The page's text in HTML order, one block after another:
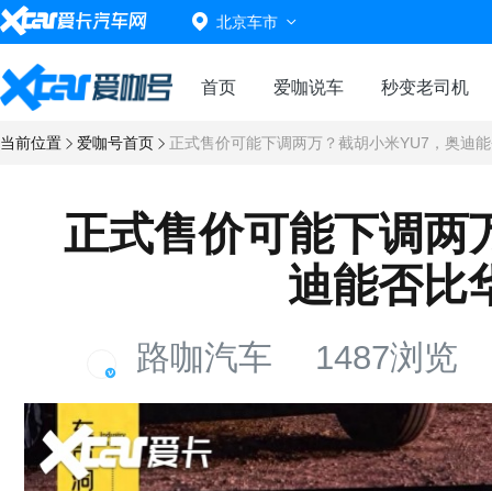
北京车市
首页 爱咖说车 秒变老司机
当前位置 爱咖号首页 正式售价可能下调两万？截胡小米YU7，奥迪
正式售价可能下调两
迪能否比
路咖汽车 1487浏览